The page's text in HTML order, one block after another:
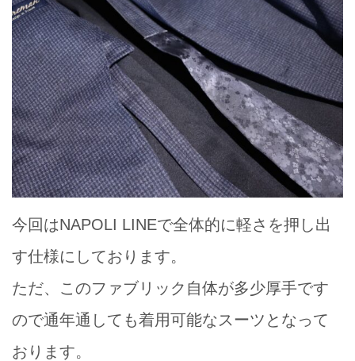
今回はNAPOLI LINEで全体的に軽さを押し出
す仕様にしております。
ただ、このファブリック自体が多少厚手です
ので通年通しても着用可能なスーツとなって
おります。